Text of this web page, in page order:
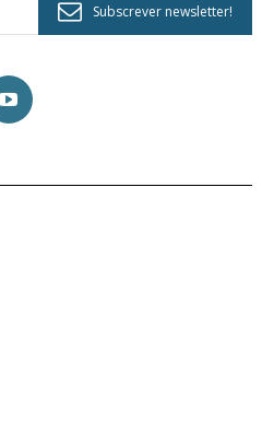
Subscrever newsletter!